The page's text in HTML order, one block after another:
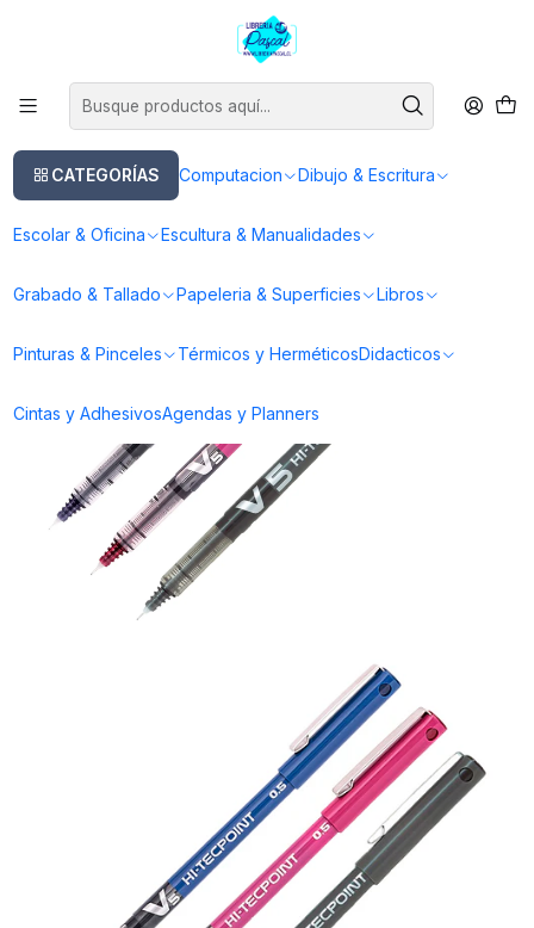
CATEGORÍAS Computacion Dibujo & Escritura
Escolar & Oficina Escultura & Manualidades
Grabado & Tallado Papeleria & Superficies Libros
Pinturas & Pinceles Térmicos y HerméticosDidacticos
Cintas y AdhesivosAgendas y Planners
Este es el texto del slide
Lápiz Tinta Hi-Tecpoint V5 - Pilot